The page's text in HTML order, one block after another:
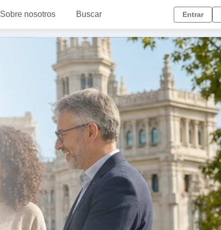
Sobre nosotros Buscar Entrar